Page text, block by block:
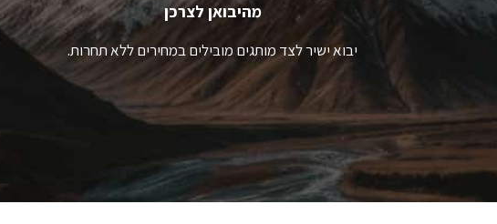
מהיבואן לצרכן
יבוא ישיר לצד מותגים מובילים במחירים ללא תחרות.